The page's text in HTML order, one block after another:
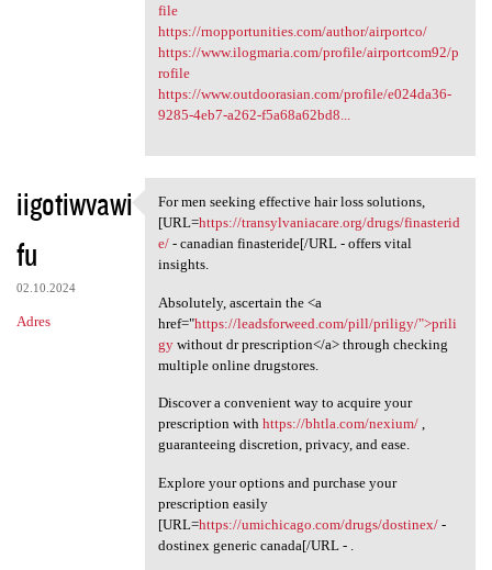
file
https://rnopportunities.com/author/airportco/
https://www.ilogmaria.com/profile/airportcom92/p
rofile
https://www.outdoorasian.com/profile/e024da36-
9285-4eb7-a262-f5a68a62bd8...
iigotiwvawi
fu
02.10.2024
Adres
For men seeking effective
For men seeking effective hair loss solutions,
[URL=https://transylvaniacare.org/drugs/finasterid
e/- canadian finasteride[/URL - offers vital
insights.
Absolutely, ascertain the <a
href="https://leadsforweed.com/pill/priligy/">prili
gywithout dr prescription</a> through checking
multiple online drugstores.
Discover a convenient way to acquire your
prescription with https://bhtla.com/nexium/,
guaranteeing discretion, privacy, and ease.
Explore your options and purchase your
prescription easily
[URL=https://umichicago.com/drugs/dostinex/-
dostinex generic canada[/URL - .